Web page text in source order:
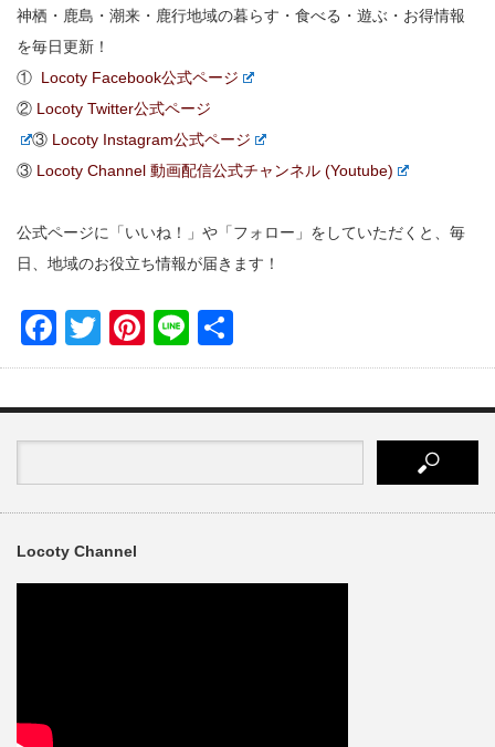
神栖・鹿島・潮来・鹿行地域の暮らす・食べる・遊ぶ・お得情報
を毎日更新！
① Locoty Facebook公式ページ
② Locoty Twitter公式ページ
③ Locoty Instagram公式ページ
③ Locoty Channel 動画配信公式チャンネル (Youtube)
公式ページに「いいね！」や「フォロー」をしていただくと、毎
日、地域のお役立ち情報が届きます！
Facebook
TwitterPinterest
Line
有
Locoty Channel